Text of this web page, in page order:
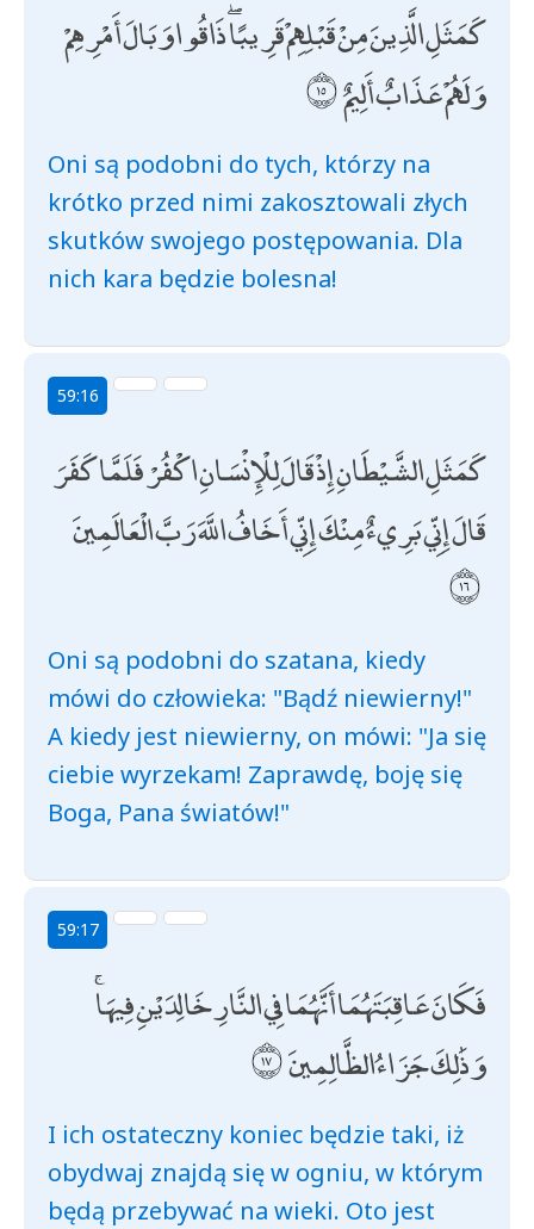
كَمَثَلِ الَّذِينَ مِنْ قَبْلِهِمْ قَرِيبًا ۖ ذَاقُوا وَبَالَ أَمْرِهِمْ
وَلَهُمْ عَذَابٌ أَلِيمٌ
Oni są podobni do tych, którzy na
krótko przed nimi zakosztowali złych
skutków swojego postępowania. Dla
nich kara będzie bolesna!
59:16
كَمَثَلِ الشَّيْطَانِ إِذْ قَالَ لِلْإِنْسَانِ اكْفُرْ فَلَمَّا كَفَرَ
قَالَ إِنِّي بَرِيءٌ مِنْكَ إِنِّي أَخَافُ اللَّهَ رَبَّ الْعَالَمِينَ
Oni są podobni do szatana, kiedy
mówi do człowieka: "Bądź niewierny!"
A kiedy jest niewierny, on mówi: "Ja się
ciebie wyrzekam! Zaprawdę, boję się
Boga, Pana światów!"
59:17
فَكَانَ عَاقِبَتَهُمَا أَنَّهُمَا فِي النَّارِ خَالِدَيْنِ فِيهَا ۚ
وَذَٰلِكَ جَزَاءُ الظَّالِمِينَ
I ich ostateczny koniec będzie taki, iż
obydwaj znajdą się w ogniu, w którym
będą przebywać na wieki. Oto jest